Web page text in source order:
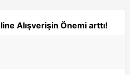
Alışverişin Önemi arttı!